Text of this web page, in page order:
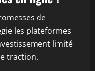
de
les plateformes
limité
traction.